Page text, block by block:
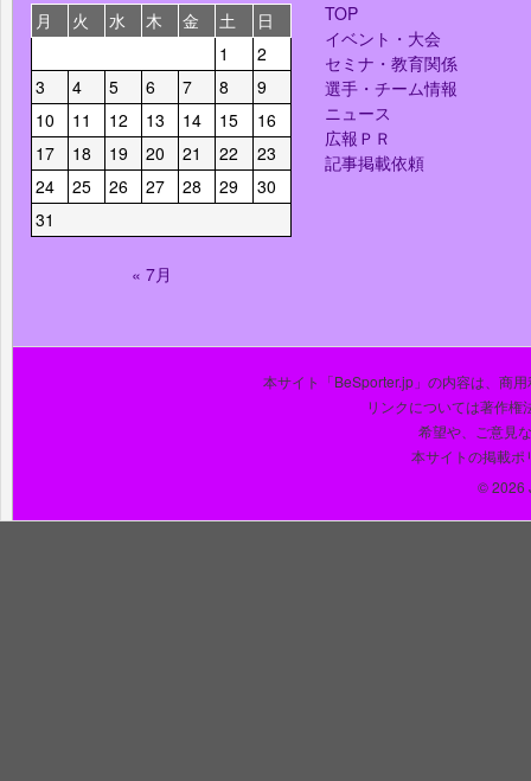
月
火 水 木 金 土
日
1
2
3
4 5 6 7 8
9
10
11 12 13 14 15
16
17
18 19 20 21 22
23
24
25 26 27 28 29
30
31
« 7月
TOP
イベント・大会
セミナ・教育関係
選手・チーム情報
ニュース
広報ＰＲ
記事掲載依頼
本サイト「BeSporter.jp」の内容は、商
リンクについては著作権
希望や、ご意見
本サイトの掲載ポ
© 2026